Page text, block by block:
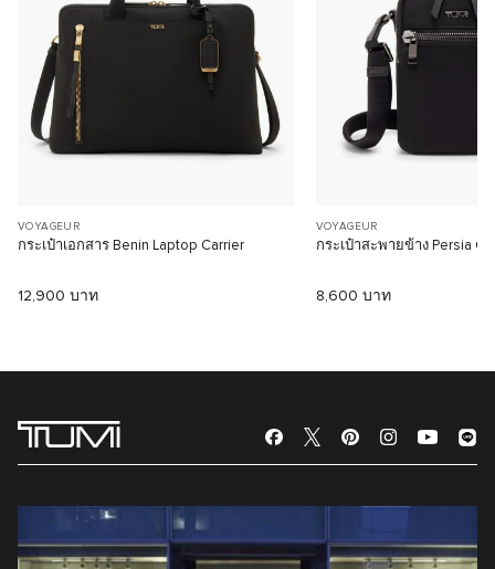
VOYAGEUR
กระเป๋าเอกสาร Benin Laptop Carrier
12,900 บาท
VOYAGEUR
กระเป๋าสะพายข้าง
8,600 บาท